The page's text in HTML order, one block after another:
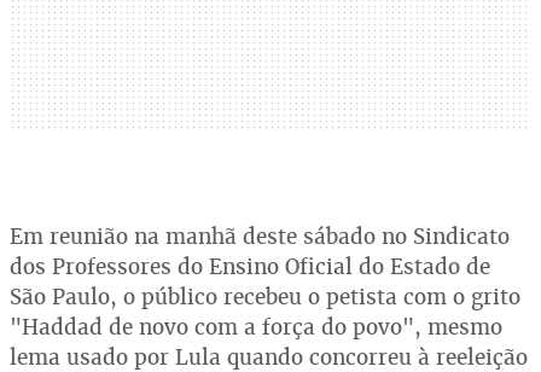
Em reunião na manhã deste sábado no Sindicato
dos Professores do Ensino Oficial do Estado de
São Paulo, o público recebeu o petista com o grito
"Haddad de novo com a força do povo", mesmo
lema usado por Lula quando concorreu à reeleição